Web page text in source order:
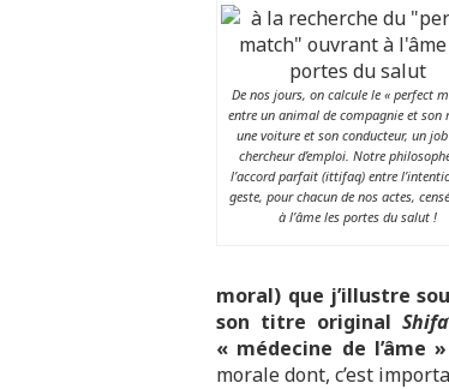
De nos jours, on calcule le « perfect
entre un animal de compagnie et son
une voiture et son conducteur, un
chercheur d’emploi. Notre
l’accord parfait (ittifaq) entre
geste, pour chacun de nos actes,
à l’âme les portes du salut !
moral) que j’illustre
son titre originalShifa
« médecine de l’âme
morale dont, c’est